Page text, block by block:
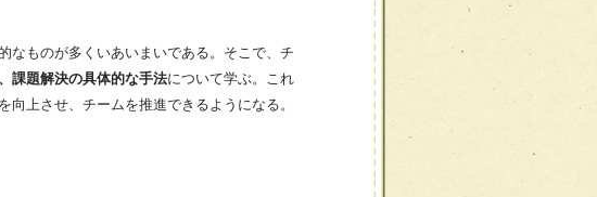
なものが多くいあいまいである。そこで、チ
課題解決の具体的な手法について学ぶ。これ
上させ、チームを推進できるようになる。